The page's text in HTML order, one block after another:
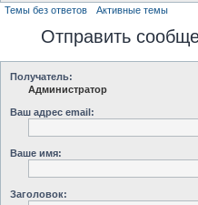
Темы без ответов Активные темы
Отправить
Получатель:
Администратор
Ваш адрес email:
Ваше имя:
Заголовок: